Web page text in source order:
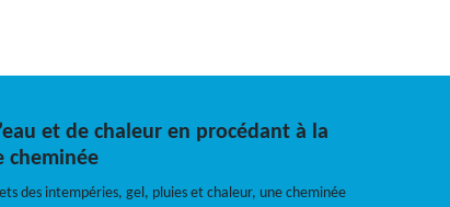
et de chaleur en procédant à la
cheminée
des intempéries, gel, pluies et chaleur, une cheminée